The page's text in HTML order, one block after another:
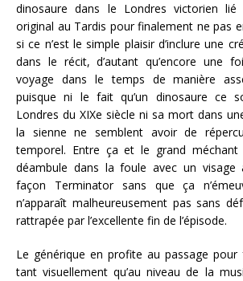
dinosaure dans le Londres victorien lié
original au Tardis pour finalement ne pas
si ce n’est le simple plaisir d’inclure une
dans le récit, d’autant qu’encore une
voyage dans le temps de manière
puisque ni le fait qu’un dinosaure ce
Londres du XIXe siècle ni sa mort dans
la sienne ne semblent avoir de
temporel. Entre ça et le grand
déambule dans la foule avec un visage
façon Terminator sans que ça
n’apparaît malheureusement pas sans
rattrapée par l’excellente fin de l’épisode.
Le générique en profite au passage
tant visuellement qu’au niveau de la